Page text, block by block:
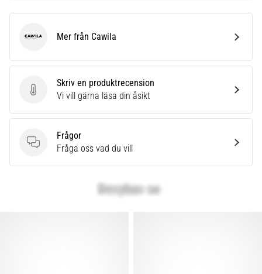
Skriv en produktrecension
Skriv en produktrecension
Vi vill gärna läsa din åsikt
Frågor
Frågor
Fråga oss vad du vill
Cawila Mer från Cawila